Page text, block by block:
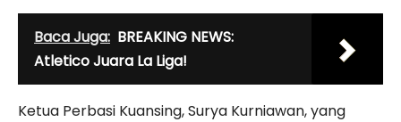
Baca Juga: BREAKING NEWS:
Atletico Juara La Liga!
Ketua Perbasi Kuansing, Surya Kurniawan, yang